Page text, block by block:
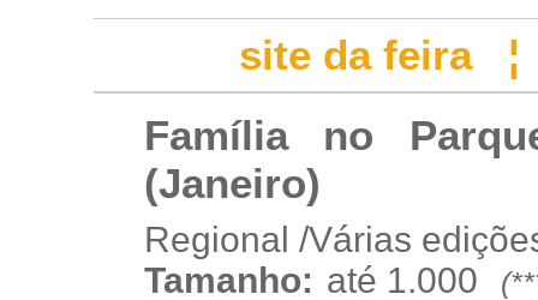
site da feira
Família no
(Janeiro)
Regional /Várias
Tamanho: até 1.000